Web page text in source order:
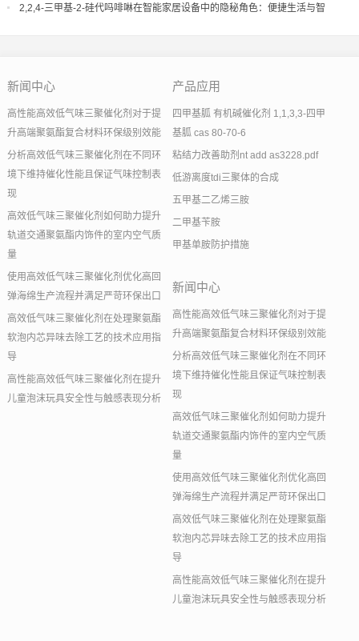
本节约与效率提升
2,2,4-三甲基-2-硅代吗啡啉在智能家居设备中的隐秘角色：便捷生活与智
新闻中心
高性能高效低气味三聚催化剂对于提
升高端聚氨酯复合材料环保级别效能
分析高效低气味三聚催化剂在不同环
境下维持催化性能且保证气味控制表
现
高效低气味三聚催化剂如何助力提升
轨道交通聚氨酯内饰件的室内空气质
量
使用高效低气味三聚催化剂优化高回
弹海绵生产流程并满足严苛环保出口
高效低气味三聚催化剂在处理聚氨酯
软泡内芯异味去除工艺的技术应用指
导
高性能高效低气味三聚催化剂在提升
儿童泡沫玩具安全性与触感表现分析
产品应用
四甲基胍 有机碱催化剂 1,1,3,3-四甲
基胍 cas 80-70-6
粘结力改善助剂nt add as3228.pdf
低游离度tdi三聚体的合成
五甲基二乙烯三胺
二甲基苄胺
甲基单胺防护措施
新闻中心
高性能高效低气味三聚催化剂对于提
升高端聚氨酯复合材料环保级别效能
分析高效低气味三聚催化剂在不同环
境下维持催化性能且保证气味控制表
现
高效低气味三聚催化剂如何助力提升
轨道交通聚氨酯内饰件的室内空气质
量
使用高效低气味三聚催化剂优化高回
弹海绵生产流程并满足严苛环保出口
高效低气味三聚催化剂在处理聚氨酯
软泡内芯异味去除工艺的技术应用指
导
高性能高效低气味三聚催化剂在提升
儿童泡沫玩具安全性与触感表现分析